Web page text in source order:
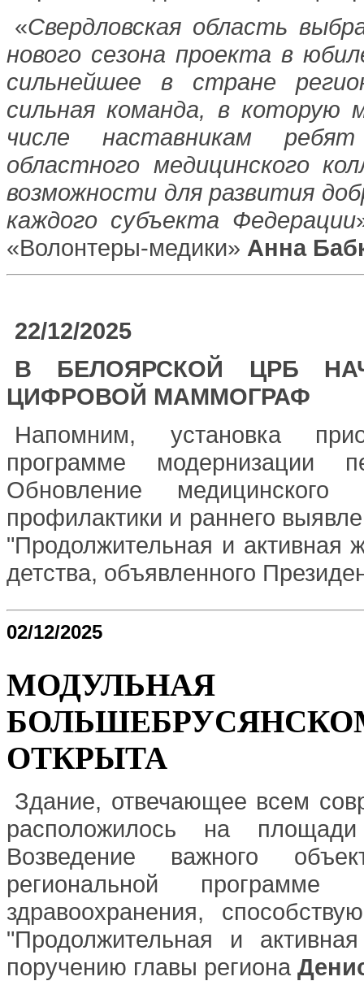
«Свердловская область
нового сезона проекта в
сильнейшее в стране
сильная команда, в
числе наставникам
областного медицинского
возможности для развития
каждого субъекта Федерации
«Волонтеры-медики» Анна
22/12/2025
В БЕЛОЯРСКОЙ ЦРБ
ЦИФРОВОЙ МАММОГРАФ
Напомним, установка
программе модернизации
Обновление медицинского
профилактики и раннего
"Продолжительная и активная
детства, объявленного
02/12/2025
МОДУЛЬНАЯ
ОТКРЫТА
Здание, отвечающее всем
расположилось на
Возведение важного
региональной программе
здравоохранения,
"Продолжительная и
поручению главы региона